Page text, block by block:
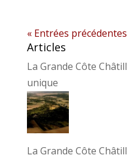
« Entrées précédentes
Articles
La Grande Côte
unique
La Grande Côte